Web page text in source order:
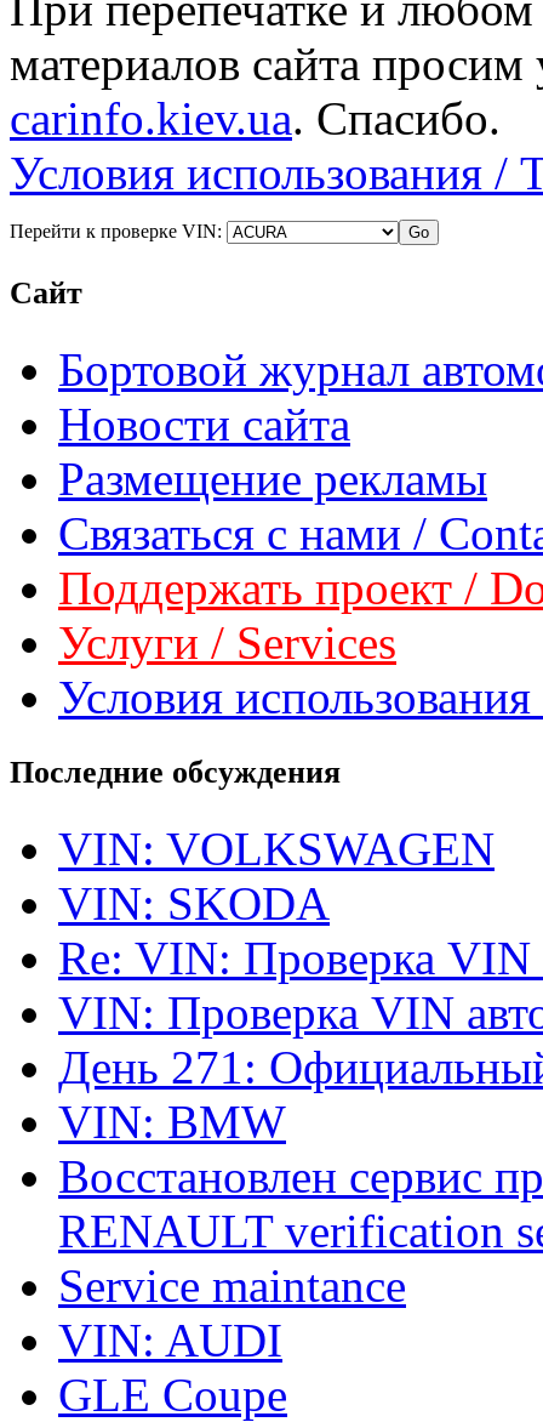
материалов сайта просим
carinfo.kiev.ua. Спасибо.
Условия использования /
Перейти к проверке VIN:
Сайт
Бортовой журнал
Новости сайта
Размещение рекламы
Связаться с нами /
Поддержать проект /
Услуги / Services
Условия
Последние обсуждения
VIN: VOLKSWAGEN
VIN: SKODA
Re: VIN: Проверка VIN
VIN: Проверка VIN
День 271:
VIN: BMW
Восстановлен сервис
RENAULT verification
Service maintance
VIN: AUDI
GLE Coupe